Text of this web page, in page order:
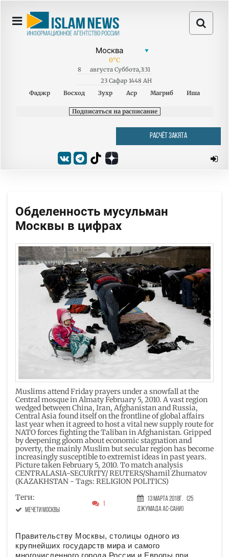
0°C
8 августа Суббота,3:31
23 Сафар 1448 AH
Фаджр
Восход Зухр Аср Магриб Иша
Подписаться на расписание
РАСЧЁТ ЗАКЯТА
Обделенность мусульман
Москвы в цифрах
Muslims attend Friday prayers under a snowfall at the
Central mosque in Almaty February 5, 2010. A vast region
wedged between China, Iran, Afghanistan and Russia,
Central Asia found itself on the frontline of global affairs
last year when it agreed to host a vital new supply route for
NATO forces fighting the Taliban in Afghanistan. Gripped
by deepening gloom about economic stagnation and
poverty, the mainly Muslim but secular region has become
increasingly susceptible to extremist ideas in past years.
Picture taken February 5, 2010. To match analysis
CENTRALASIA-SECURITY/ REUTERS/Shamil Zhumatov
(KAZAKHSTAN - Tags: RELIGION POLITICS)
Теги:
мечети Москвы
1
13 Марта 2018г.
(25
Джумада ас-сани)
Правительству Москвы, столицы одного из
крупнейших государств мира и самого
многочисленного города России и Европы при